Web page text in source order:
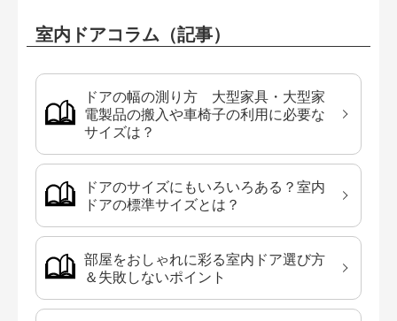
室内ドアコラム（記事）
ドアの幅の測り方 大型家具・大型家
電製品の搬入や車椅子の利用に必要な
サイズは？
ドアのサイズにもいろいろある？室内
ドアの標準サイズとは？
部屋をおしゃれに彩る室内ドア選び方
＆失敗しないポイント